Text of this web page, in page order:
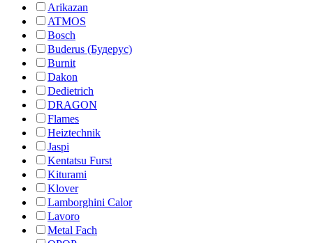
Arikazan
ATMOS
Bosch
Buderus (Будерус)
Burnit
Dakon
Dedietrich
DRAGON
Flames
Heiztechnik
Jaspi
Kentatsu Furst
Kiturami
Klover
Lamborghini Calor
Lavoro
Metal Fach